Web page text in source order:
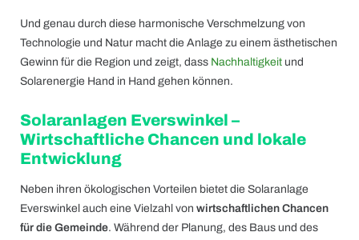
Und genau durch diese harmonische Verschmelzung von
Technologie und Natur macht die Anlage zu einem ästhetischen
Gewinn für die Region und zeigt, dass Nachhaltigkeit und
Solarenergie Hand in Hand gehen können.
Solaranlagen Everswinkel –
Wirtschaftliche Chancen und lokale
Entwicklung
Neben ihren ökologischen Vorteilen bietet die Solaranlage
Everswinkel auch eine Vielzahl von wirtschaftlichen Chancen
für die Gemeinde. Während der Planung, des Baus und des